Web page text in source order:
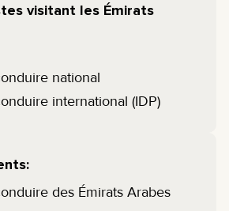
visitant les Émirats
national
international (IDP)
des Émirats Arabes